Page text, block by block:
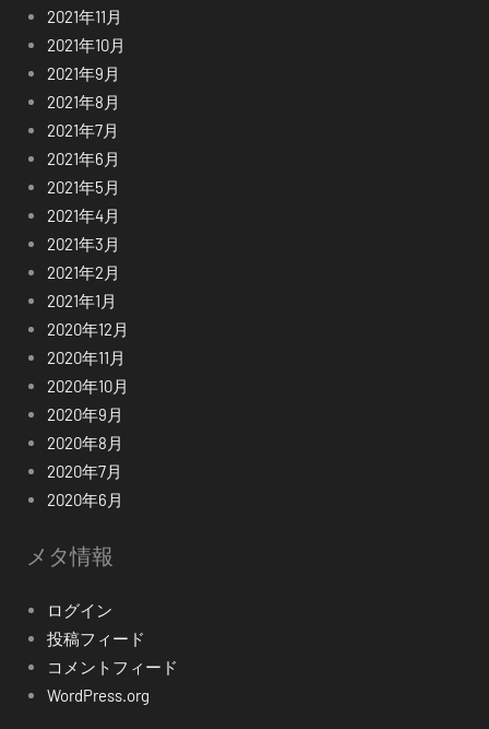
2021年11月
2021年10月
2021年9月
2021年8月
2021年7月
2021年6月
2021年5月
2021年4月
2021年3月
2021年2月
2021年1月
2020年12月
2020年11月
2020年10月
2020年9月
2020年8月
2020年7月
2020年6月
メタ情報
ログイン
投稿フィード
コメントフィード
WordPress.org